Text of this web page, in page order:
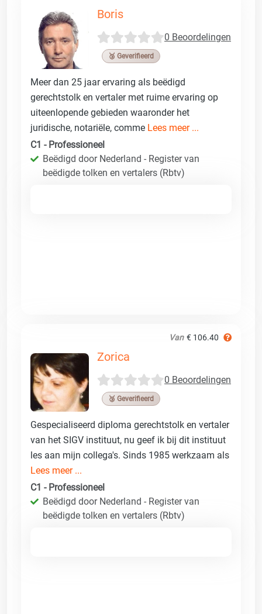
Boris
0 Beoordelingen
🥉 Geverifieerd
Meer dan 25 jaar ervaring als beëdigd
gerechtstolk en vertaler met ruime ervaring op
uiteenlopende gebieden waaronder het
juridische, notariële, comme Lees meer ...
C1 - Professioneel
Beëdigd door Nederland - Register van
beëdigde tolken en vertalers (Rbtv)
Van € 106.40
Zorica
0 Beoordelingen
🥉 Geverifieerd
Gespecialiseerd diploma gerechtstolk en vertaler
van het SIGV instituut, nu geef ik bij dit instituut
les aan mijn collega's. Sinds 1985 werkzaam als
Lees meer ...
C1 - Professioneel
Beëdigd door Nederland - Register van
beëdigde tolken en vertalers (Rbtv)